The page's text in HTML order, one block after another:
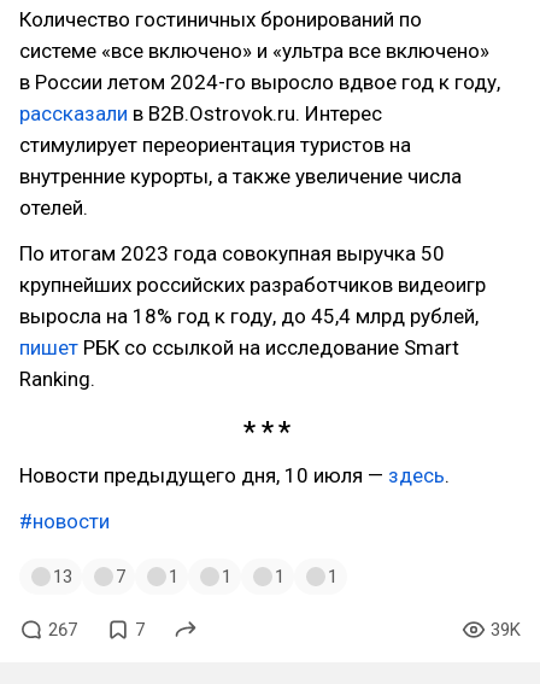
Количество гостиничных бронирований по
системе «все включено» и «ультра все включено»
в России летом 2024-го выросло вдвое год к году,
рассказали в B2B.Ostrovok.ru. Интерес
стимулирует переориентация туристов на
внутренние курорты, а также увеличение числа
отелей.
По итогам 2023 года совокупная выручка 50
крупнейших российских разработчиков видеоигр
выросла на 18% год к году, до 45,4 млрд рублей,
пишет РБК со ссылкой на исследование Smart
Ranking.
Новости предыдущего дня, 10 июля — здесь.
#новости
13 7 1 1 1 1
267 7 39K